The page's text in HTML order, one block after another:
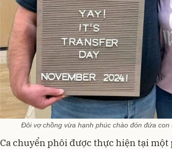
Đôi vợ chồng vừa hạnh phúc chào đón đứa
Ca chuyển phôi được thực hiện tại